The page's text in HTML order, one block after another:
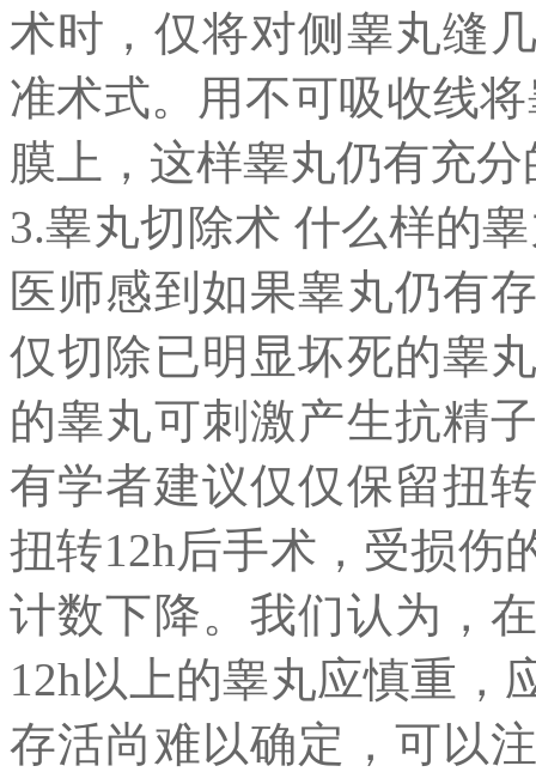
术时，仅将对侧睾丸缝
准术式。用不可吸收线
膜上，这样睾丸仍有充
3.睾丸切除术 什么样的
医师感到如果睾丸仍有
仅切除已明显坏死的睾
的睾丸可刺激产生抗精
有学者建议仅仅保留扭
扭转12h后手术，受损伤
计数下降。我们认为，
12h以上的睾丸应慎重，
存活尚难以确定，可以